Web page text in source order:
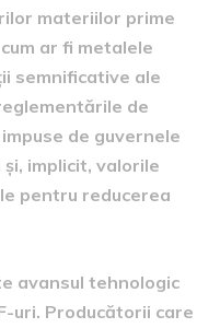
materiilor prime
ar fi metalele
semnificative ale
de
de guvernele
implicit, valorile
pentru reducerea
avansul tehnologic
uri. Producătorii care